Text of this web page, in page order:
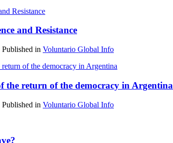
and Resistance
in Voluntario Global Info
the return of the democracy in Argentina
in Voluntario Global Info